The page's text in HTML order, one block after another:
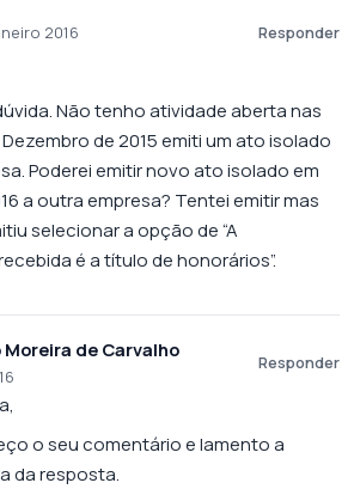
2016 Responder
Não tenho atividade aberta nas
de 2015 emiti um ato isolado
Poderei emitir novo ato isolado em
a outra empresa? Tentei emitir mas
selecionar a opção de “A
é a título de honorários”.
Moreira de Carvalho
Responder
o seu comentário e lamento a
da resposta.